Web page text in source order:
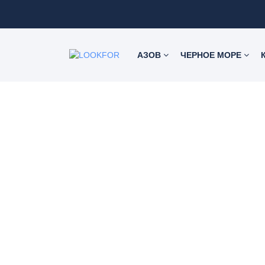
АЗОВ ЧЕРНОЕ МОРЕ